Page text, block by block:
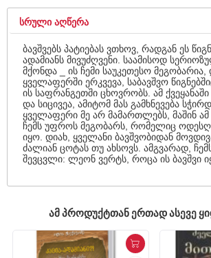
ᲡᲠᲣᲚᲘ ᲐᲦᲬᲔᲠᲐ
ბავშვებს პატიებას ვთხოვ, რადგან ეს
ადამიანს მივუძღვენი. საამისოდ
მქონდა _ ის ჩემი საუკეთესო მეგობარია,
ყველაფერში ერკვევა, საბავშვო
ის საფრანგეთში ცხოვრობს. ამ
და სიცივეა, ამიტომ მას გამხნევება
ყველაფერი მე არ მამართლებს, მაშინ ამ
ჩემს უფროს მეგობარს, რომელიც
იყო. დიახ, ყველანი ბავშვობიდან
ძალიან ცოტას თუ ახსოვს. ამგვარად,
შევცვლი: ლეონ ვერტს, როცა ის ბავშვი
ᲐᲛ ᲞᲠᲝᲓᲣᲥᲢᲗᲐᲜ ᲔᲠᲗᲐᲓ ᲐᲡᲔᲕᲔ